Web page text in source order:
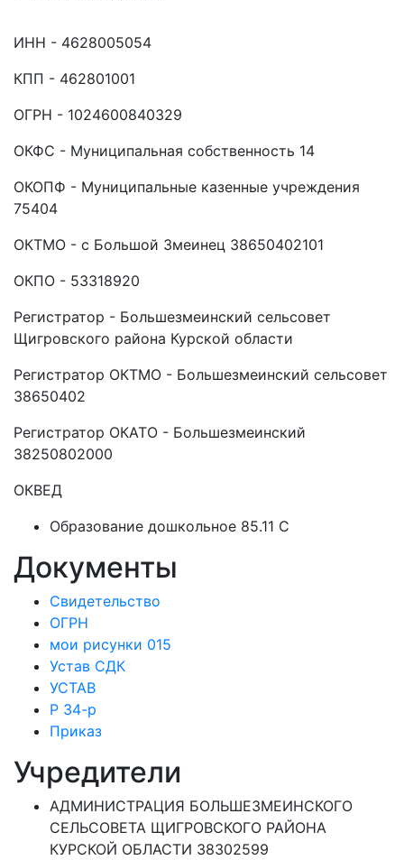
ИНН - 4628005054
КПП - 462801001
ОГРН - 1024600840329
ОКФС - Муниципальная собственность 14
ОКОПФ - Муниципальные казенные учреждения
75404
ОКТМО - с Большой Змеинец 38650402101
ОКПО - 53318920
Регистратор - Большезмеинский сельсовет
Щигровского района Курской области
Регистратор ОКТМО - Большезмеинский сельсовет
38650402
Регистратор ОКАТО - Большезмеинский
38250802000
ОКВЕД
Образование дошкольное 85.11 C
Документы
Свидетельство
ОГРН
мои рисунки 015
Устав СДК
УСТАВ
Р 34-р
Приказ
Учредители
АДМИНИСТРАЦИЯ БОЛЬШЕЗМЕИНСКОГО
СЕЛЬСОВЕТА ЩИГРОВСКОГО РАЙОНА
КУРСКОЙ ОБЛАСТИ 38302599